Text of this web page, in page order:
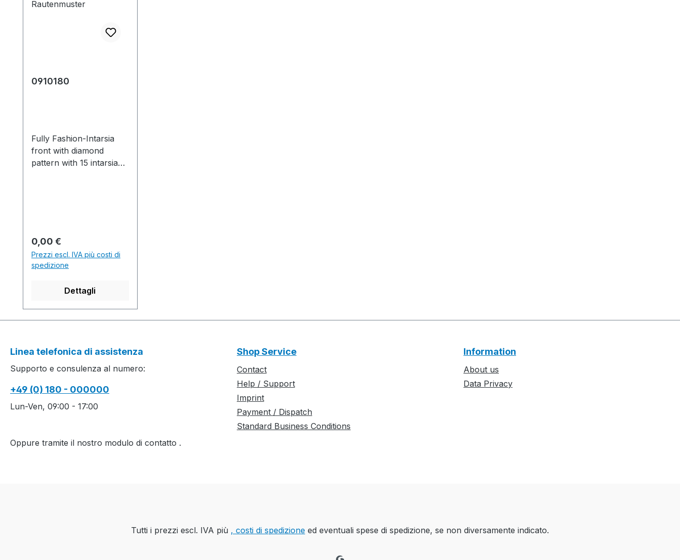
0910180
Fully Fashion-Intarsia
front with diamond
pattern with 15 intarsia
Patent). Fully Fashion-
Intarsia Vorderteil mit
Rautenmuster mit 15
Intarsia
dung mit kurzem Fang.
Kein manuelles
herausziehen der Fäden
Patent).Production time /
Produktionszeit:1
min. 58 sec. 1.00
m/sec....................................
.........M1plus Software-
Prezzo normale:
0,00 €
Prezzi escl. IVA più costi di
spedizione
Dettagli
Linea telefonica di assistenza
Supporto e consulenza al numero:
+49 (0) 180 - 000000
Lun-Ven, 09:00 - 17:00
Oppure tramite il nostro modulo di contatto .
Shop Service
Contact
Help / Support
Imprint
Payment / Dispatch
Standard Business Conditions
Information
About us
Data Privacy
Tutti i prezzi escl. IVA più , costi di spedizione ed eventuali spese di spedizione, se non diversamente indicato.